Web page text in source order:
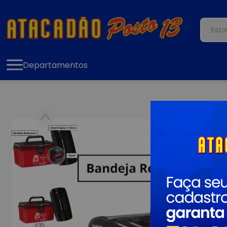
Departamentos